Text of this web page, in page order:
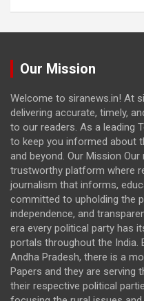
Our Mission
Welcome to siranews.in! At
delivering accurate, timely,
to our readers. As a leading
to keep you informed about
and beyond. Our Mission
trustworthy platform where
journalism that informs,
committed to upholding the
independence, and
era every political party has
portals throughout the India.
Andha Pradesh, there is a
Papers and they are serving
their respective political